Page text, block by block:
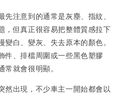
注意到的通常是灰塵、指紋、
，但真正很容易把整體質感拉下
白、變灰、失去原本的顏色。
件、排檔周圍或一些黑色塑膠
就會很明顯。
然出現，不少車主一開始都會以